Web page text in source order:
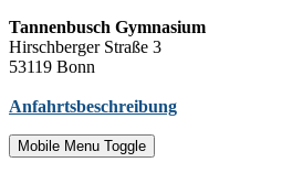
Tannenbusch Gymnasium
Hirschberger Straße 3
53119 Bonn
Anfahrtsbeschreibung
Mobile Menu Toggle